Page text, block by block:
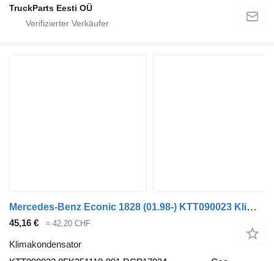
TruckParts Eesti OÜ
Mercedes-Benz Econic 1828 (01.98-) KTT090023 Klimakondensator für Mercedes-Benz Econic (1998-2014) Sattelzugmaschine
45,16 € ≈ 42,20 CHF
Klimakondensator